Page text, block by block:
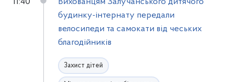
будинку-інтернату передали
велосипеди та самокати від чеських
благодійників
Захист дітей